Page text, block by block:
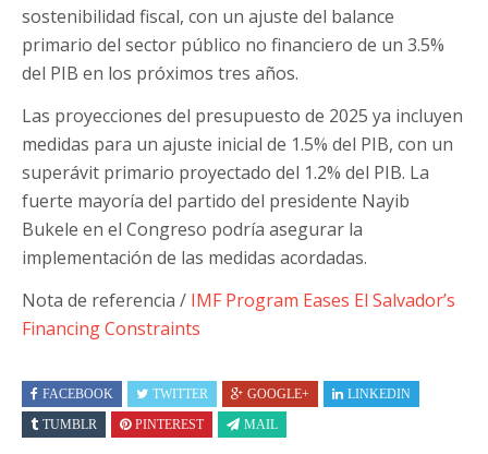
sostenibilidad fiscal, con un ajuste del balance
primario del sector público no financiero de un 3.5%
del PIB en los próximos tres años.
Las proyecciones del presupuesto de 2025 ya incluyen
medidas para un ajuste inicial de 1.5% del PIB, con un
superávit primario proyectado del 1.2% del PIB. La
fuerte mayoría del partido del presidente Nayib
Bukele en el Congreso podría asegurar la
implementación de las medidas acordadas.
Nota de referencia / IMF Program Eases El Salvador’s
Financing Constraints
FACEBOOK TWITTER GOOGLE+
LINKEDIN
TUMBLR
PINTEREST MAIL